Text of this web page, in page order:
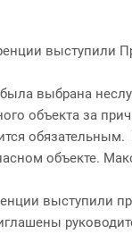
выступили
выбрана
объекта за
объекте.
выступили